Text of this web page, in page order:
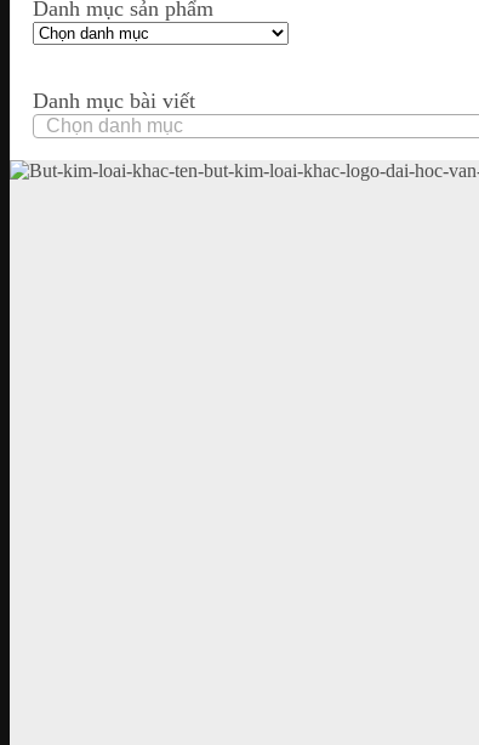
Danh mục sản phẩm
Danh mục bài viết
Danh
mục
bài